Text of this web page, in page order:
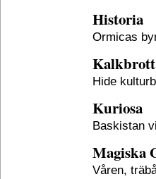
Historia
Ormicas
Kalkbrott
Hide
Kuriosa
Baskistan
Magiska
Våren,